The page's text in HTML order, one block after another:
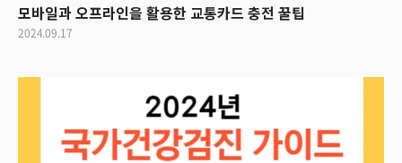
모바일과 오프라인을 활용한 교통카드 충전 꿀팁
2024.09.17